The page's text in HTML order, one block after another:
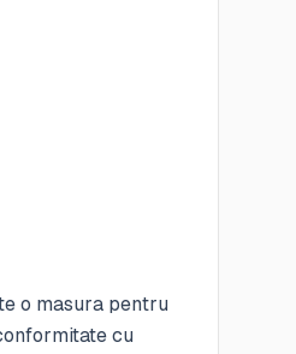
o masura pentru
cu